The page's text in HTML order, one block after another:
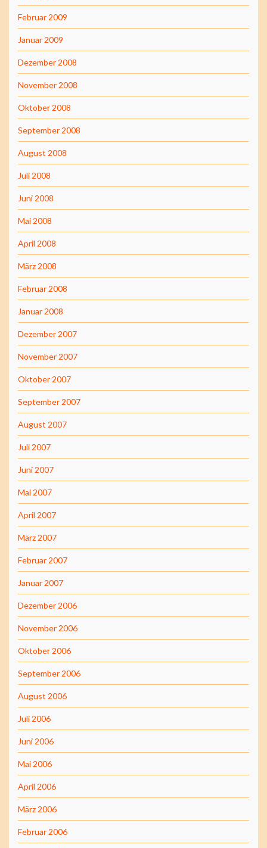
Februar 2009
Januar 2009
Dezember 2008
November 2008
Oktober 2008
September 2008
August 2008
Juli 2008
Juni 2008
Mai 2008
April 2008
März 2008
Februar 2008
Januar 2008
Dezember 2007
November 2007
Oktober 2007
September 2007
August 2007
Juli 2007
Juni 2007
Mai 2007
April 2007
März 2007
Februar 2007
Januar 2007
Dezember 2006
November 2006
Oktober 2006
September 2006
August 2006
Juli 2006
Juni 2006
Mai 2006
April 2006
März 2006
Februar 2006